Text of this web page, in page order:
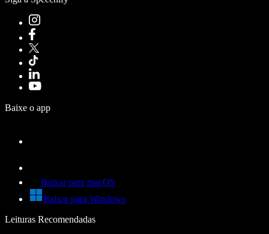
Baixe o app
Baixar para macOS
Baixar para Windows
Leituras Recomendadas